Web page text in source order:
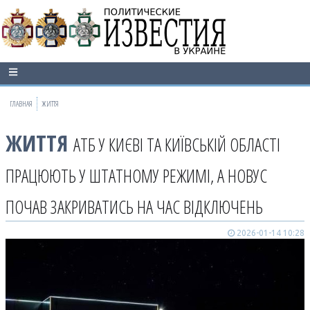
ГЛАВНАЯ ЖИТТЯ
ЖИТТЯ АТБ У КИЄВІ ТА КИЇВСЬКІЙ ОБЛАСТІ
ПРАЦЮЮТЬ У ШТАТНОМУ РЕЖИМІ, А НОВУС
ПОЧАВ ЗАКРИВАТИСЬ НА ЧАС ВІДКЛЮЧЕНЬ
2026-01-14 10:28